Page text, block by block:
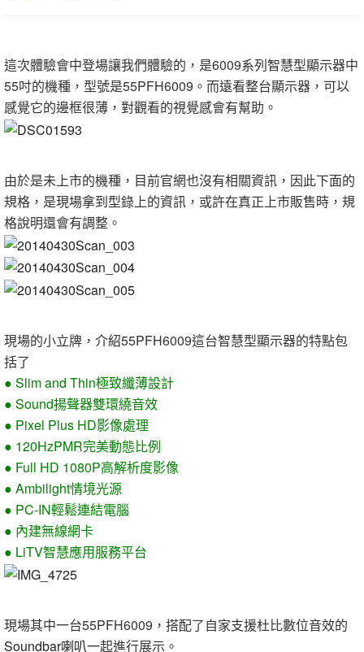
這次體驗會中登場讓我們體驗的，是6009系列智慧型顯示器中
55吋的機種，型號是55PFH6009。而遠看整台顯示器，可以
感覺它的邊框很薄，對觀看的視覺感會有幫助。
由於是未上市的機種，目前官網也沒有相關資訊，因此下面的
規格，是現場拿到型錄上的資訊，或許在真正上市販售時，規
格說明還會有調整。
現場的小立牌，介紹55PFH6009這台智慧型顯示器的特點包
括了
● Slim and Thin極致纖薄設計
● Sound揚聲器雙環繞音效
● Pixel Plus HD影像處理
● 120HzPMR完美動態比例
● Full HD 1080P高解析度影像
● Ambilight情境光源
● PC-IN輕鬆連結電腦
● 內建無線網卡
● LiTV智慧應用服務平台
現場其中一台55PFH6009，搭配了自家支援杜比數位音效的
Soundbar喇叭一起進行展示。